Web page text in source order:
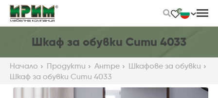
Skip
Main
0
Шкаф за обувки Сити 4033
Начало Продукти Антре
Шкафове за обувки
Шкаф за обувки Сити 4033